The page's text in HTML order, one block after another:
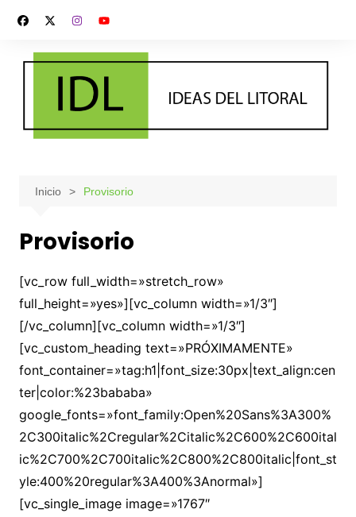
contenido
Inicio Provisorio
Provisorio
[vc_row full_width=»stretch_row»
full_height=»yes»][vc_column width=»1/3″]
[/vc_column][vc_column width=»1/3″]
[vc_custom_heading text=»PRÓXIMAMENTE»
font_container=»tag:h1|font_size:30px|text_align:cen
ter|color:%23bababa»
google_fonts=»font_family:Open%20Sans%3A300%
2C300italic%2Cregular%2Citalic%2C600%2C600ital
ic%2C700%2C700italic%2C800%2C800italic|font_st
yle:400%20regular%3A400%3Anormal»]
[vc_single_image image=»1767″